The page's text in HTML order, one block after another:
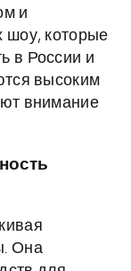
и
шоу, которые
в России и
высоким
внимание
Она